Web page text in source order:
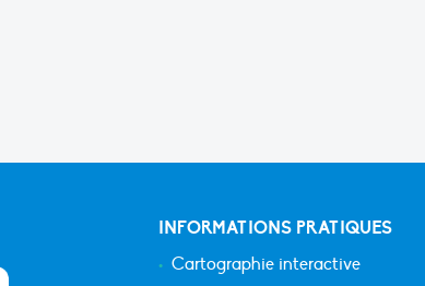
INFORMATIONS PRATIQUES
Cartographie interactive